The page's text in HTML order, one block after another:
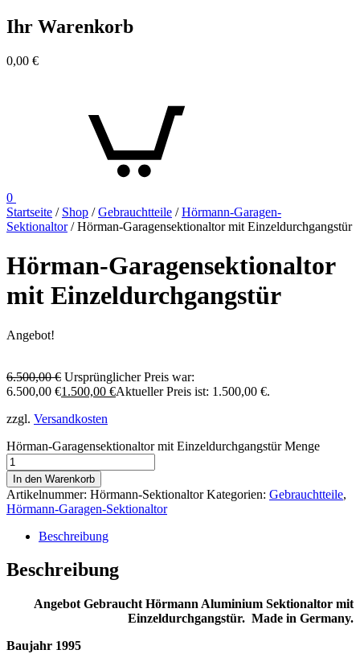
Ihr Warenkorb
0,00 €
0
Startseite / Shop /Gebrauchtteile /Hörmann-Garagen-
Sektionaltor/ Hörman-Garagensektionaltor mit Einzeldurchgangstür
Hörman-Garagensektionaltor
mit Einzeldurchgangstür
Angebot!
6.500,00€ Ursprünglicher Preis war:
6.500,00 €1.500,00 €Aktueller Preis ist: 1.500,00 €.
zzgl. Versandkosten
Hörman-Garagensektionaltor mit Einzeldurchgangstür Menge
In den Warenkorb
Artikelnummer: Hörmann-Sektionaltor Kategorien: Gebrauchtteile,
Hörmann-Garagen-Sektionaltor
Beschreibung
Beschreibung
Angebot Gebraucht Hörmann Aluminium Sektionaltor mit
Einzeldurchgangstür. Made in Germany.
Baujahr 1995